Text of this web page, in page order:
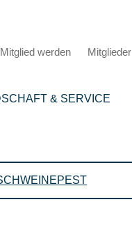
Mitglied werden
& SERVICE